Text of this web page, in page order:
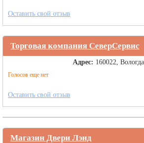
Оставить свой отзыв
Торговая компания СеверСервис
Голосов еще нет
Адрес: 160022,
Оставить свой отзыв
Магазин Двери Лэнд